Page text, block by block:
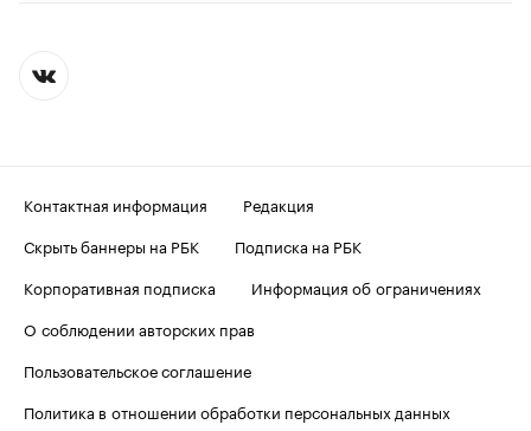
Контактная информация
Редакция
Скрыть баннеры на РБК
Подписка на РБК
Корпоративная подписка
Информация об ограничениях
О соблюдении авторских прав
Пользовательское соглашение
Политика в отношении обработки персональных данных